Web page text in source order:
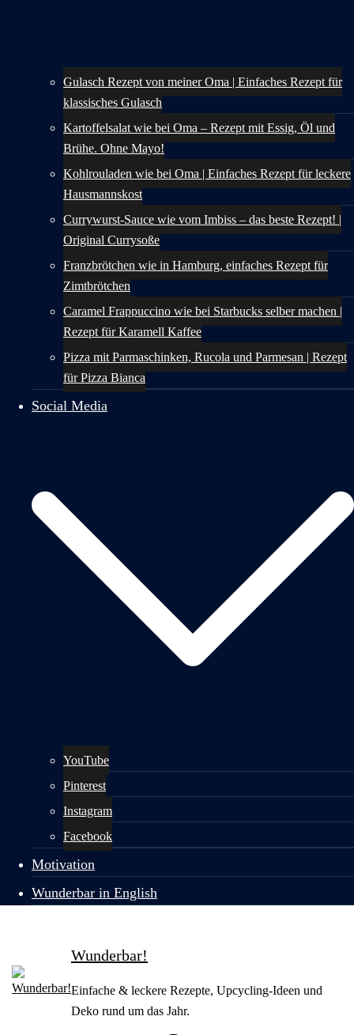
Gulasch Rezept von meiner Oma | Einfaches Rezept für
klassisches Gulasch
Kartoffelsalat wie bei Oma – Rezept mit Essig, Öl und
Brühe. Ohne Mayo!
Kohlrouladen wie bei Oma | Einfaches Rezept für leckere
Hausmannskost
Currywurst-Sauce wie vom Imbiss – das beste Rezept! |
Original Currysoße
Franzbrötchen wie in Hamburg, einfaches Rezept für
Zimtbrötchen
Caramel Frappuccino wie bei Starbucks selber machen |
Rezept für Karamell Kaffee
Pizza mit Parmaschinken, Rucola und Parmesan | Rezept
für Pizza Bianca
Social Media
YouTube
Pinterest
Instagram
Facebook
Motivation
Wunderbar in English
Wunderbar!
Einfache & leckere Rezepte, Upcycling-Ideen und
Deko rund um das Jahr.